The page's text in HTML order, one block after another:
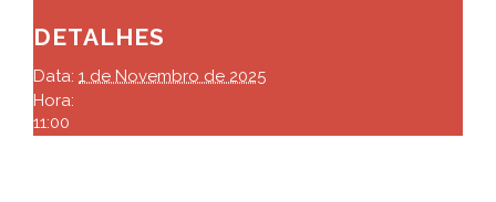
DETALHES
Data: 1 de Novembro de 2025
Hora:
11:00